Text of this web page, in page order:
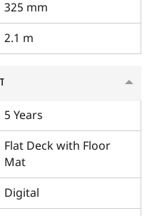
325 mm
2.1 m
5 Years
Flat Deck with Floor
Mat
Digital